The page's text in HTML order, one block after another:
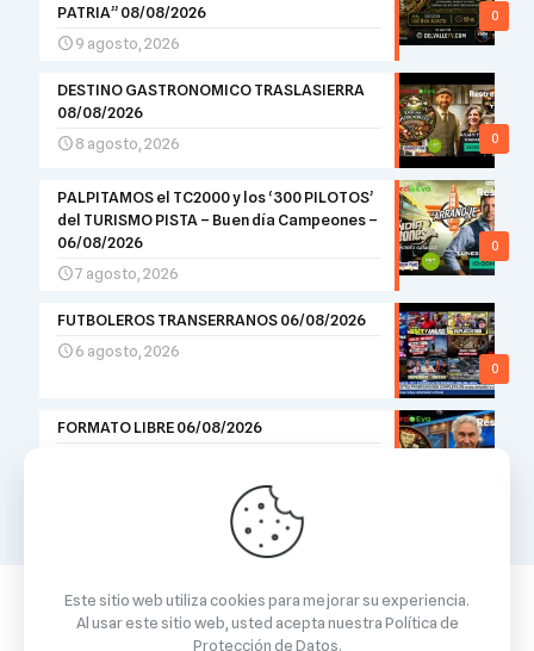
0
PATRIA” 08/08/2026
9 agosto, 2026
0
DESTINO GASTRONOMICO TRASLASIERRA
08/08/2026
8 agosto, 2026
0
PALPITAMOS el TC2000 y los ‘300 PILOTOS’
del TURISMO PISTA – Buen día Campeones –
06/08/2026
7 agosto, 2026
0
FUTBOLEROS TRANSERRANOS 06/08/2026
6 agosto, 2026
FORMATO LIBRE 06/08/2026
Este sitio web utiliza cookies para mejorar su experiencia.
Al usar este sitio web, usted acepta nuestraPolítica de
Protección de Datos.